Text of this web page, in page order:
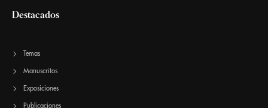
Destacados
Temas
Manuscritos
Exposiciones
Publicaciones